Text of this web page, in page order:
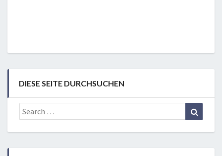
DIESE SEITE DURCHSUCHEN
Search
for: